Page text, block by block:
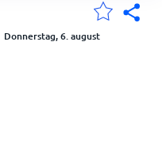
Donnerstag, 6. august